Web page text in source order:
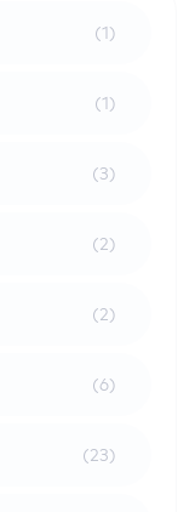
(1)
(1)
(3)
(2)
(2)
(6)
(23)